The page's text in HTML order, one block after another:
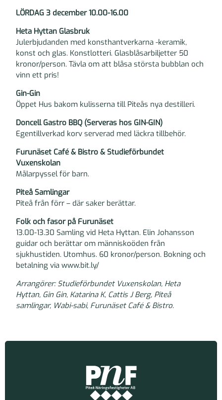
LÖRDAG 3 december 10.00-16.00
Heta Hyttan Glasbruk
Julerbjudanden med konsthantverkarna -keramik,
konst och glas. Konstlotteri. Glasblåsarbiljetter 50
kronor/person. Tävla om att blåsa största bubblan och
vinn ett pris!
Gin-Gin
Öppet Hus bakom kulisserna till Piteås nya destilleri.
Doncell Gastro BBQ (Serveras hos GIN-GIN)
Egentillverkad korv serverad med läckra tillbehör.
Furunäset Café & Bistro & Studieförbundet
Vuxenskolan
Målarpyssel för barn.
Piteå Samlingar
Piteå från förr – där saker berättar.
Folk och fasor på Furunäset
13.00-13.30 Samling vid Heta Hyttan. Elin Johansson
guidar och berättar om människoöden från
sjukhustiden. Utomhus. 60 kronor/person. Bokning och
betalning via www.bit.ly/
Arrangörer: Studieförbundet Vuxenskolan, Heta
Hyttan, Gin Gin, Katarina K, Cattis J Berg, Piteå
samlingar, Wabi-sabi, Furunäset Café & Bistro.